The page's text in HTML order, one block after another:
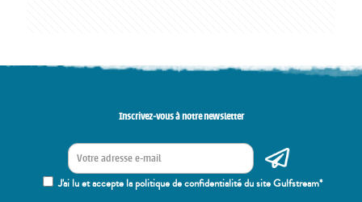
Inscrivez-vous à notre newsletter
J'ai lu et accepte la politique de confidentialité du site Gulfstream*